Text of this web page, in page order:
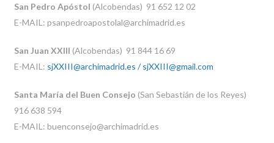
San Pedro Apóstol (Alcobendas) 91 652 12 02
E-MAIL: psanpedroapostolal@archimadrid.es
San Juan XXIII (Alcobendas) 91 844 16 69
E-MAIL: sjXXIII@archimadrid.es / sjXXIII@gmail.com
Santa María del Buen Consejo (San Sebastián de los Reyes)
916 638 594
E-MAIL: buenconsejo@archimadrid.es